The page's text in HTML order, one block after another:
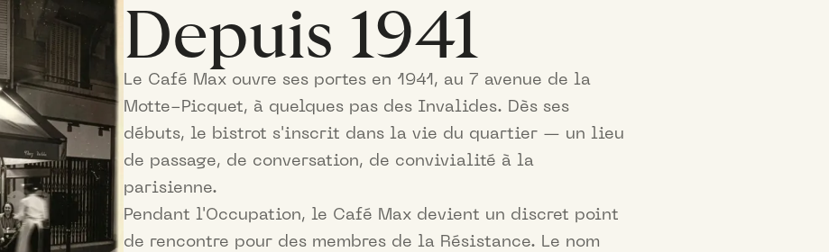
Depuis 1941
Le Café Max ouvre ses portes en 1941, au 7 avenue de la
Motte-Picquet, à quelques pas des Invalides. Dès ses
débuts, le bistrot s'inscrit dans la vie du quartier — un lieu
de passage, de conversation, de convivialité à la
parisienne.
Pendant l'Occupation, le Café Max devient un discret point
de rencontre pour des membres de la Résistance. Le nom